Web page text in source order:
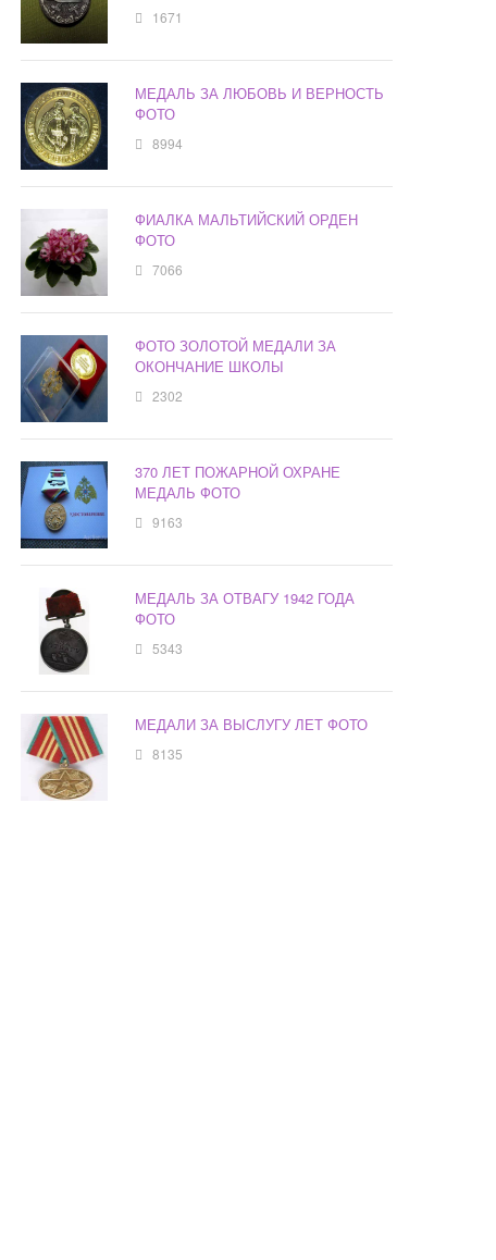
1671
МЕДАЛЬ ЗА ЛЮБОВЬ И ВЕРНОСТЬ
ФОТО
8994
ФИАЛКА МАЛЬТИЙСКИЙ ОРДЕН
ФОТО
7066
ФОТО ЗОЛОТОЙ МЕДАЛИ ЗА
ОКОНЧАНИЕ ШКОЛЫ
2302
370 ЛЕТ ПОЖАРНОЙ ОХРАНЕ
МЕДАЛЬ ФОТО
9163
МЕДАЛЬ ЗА ОТВАГУ 1942 ГОДА
ФОТО
5343
МЕДАЛИ ЗА ВЫСЛУГУ ЛЕТ ФОТО
8135